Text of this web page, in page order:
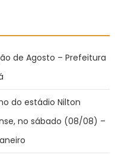
de Agosto – Prefeitura
do estádio Nilton
no sábado (08/08) –